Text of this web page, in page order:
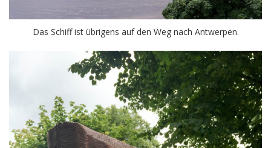
Das Schiff ist übrigens auf den Weg nach Antwerpen.